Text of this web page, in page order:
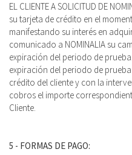
EL CLIENTE A SOLICITUD DE
su tarjeta de crédito en el
manifestando su interés en
comunicado a NOMINALIA su
expiración del periodo de
expiración del periodo de
crédito del cliente y con la
cobros el importe
Cliente.
5 - FORMAS DE PAGO: